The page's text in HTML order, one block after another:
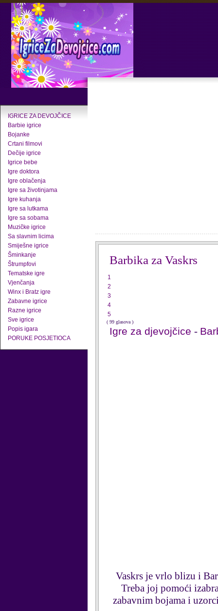
IGRICE ZA DEVOJČICE
Barbie igrice
Bojanke
Crtani filmovi
Dečije igrice
Igrice bebe
Igre doktora
Igre oblačenja
Igre sa životinjama
Igre kuhanja
Igre sa lutkama
Igre sa sobama
Muzičke igrice
Sa slavnim licima
Smiješne igrice
Šminkanje
Štrumpfovi
Tematske igre
Vjenčanja
Winx i Bratz igre
Zabavne igrice
Razne igrice
Sve igrice
Popis igara
PORUKE POSJETIOCA
Barbika za Vaskrs
1
2
3
4
5
( 99 glasova )
Igre za djevojčice -
Vaskrs je vrlo blizu i
Treba joj pomoći
zabavnim bojama i